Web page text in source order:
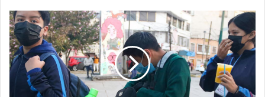
cobrar
pensión
en
Oaxaca
¡SEP
sorprende
a
estudiantes!
No
habrá
clases